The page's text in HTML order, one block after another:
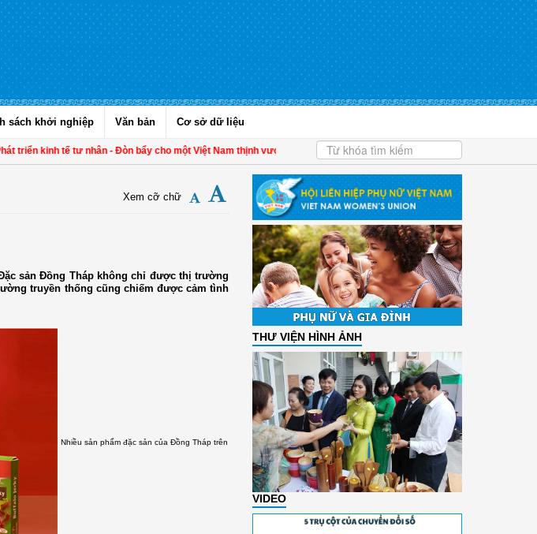
sách khởi nghiệp Văn bản Cơ sở dữ liệu
triển kinh tế tư nhân - Đòn bẩy cho một Việt Nam thịnh vượng | Hội LHPN tỉnh Kiên Giang biểu dương phụ nữ tiêu biểu
Xem cỡ chữ
sản Đồng Tháp không chỉ được thị trường
truyền thống cũng chiếm được cảm tình
Nhiều sản phẩm đặc sản của Đồng Tháp trên
THƯ VIỆN HÌNH ẢNH
VIDEO